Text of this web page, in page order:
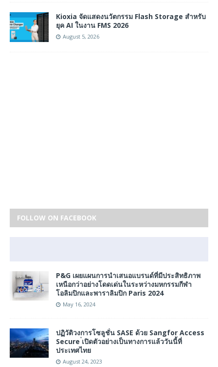
Kioxia จัดแสดงนวัตกรรม Flash Storage สำหรับ
ยุค AI ในงาน FMS 2026
August 5, 2026
FOLLOW ON FACEBOOK
P&G เผยแผนการนำเสนอแบรนด์ที่มีประสิทธิภาพ
เหนือกว่าอย่างโดดเด่นในระหว่างมหกรรมกีฬา
โอลิมปิกและพาราลิมปิก Paris 2024
May 16, 2024
ปฏิวัติวงการโซลูชั่น SASE ด้วย Sangfor Access
Secure ่เปิดตัวอย่างเป็นทางการแล้ววันนี้ที่
ประเทศไทย
August 24, 2023